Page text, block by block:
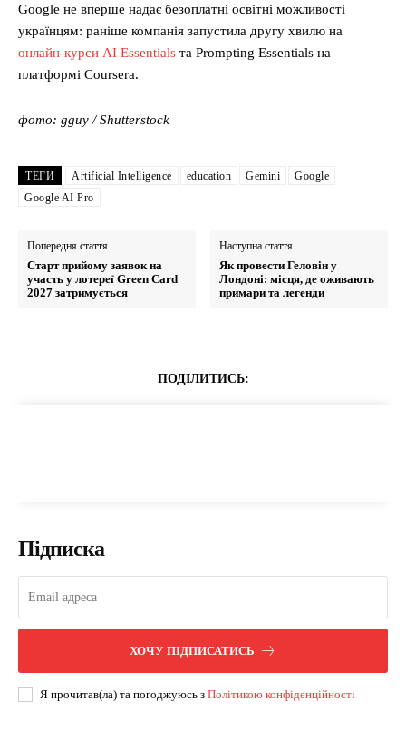
Google не вперше надає безоплатні освітні можливості
українцям: раніше компанія запустила другу хвилю на
онлайн-курси AI Essentials та Prompting Essentials на
платформі Coursera.
фото: gguy / Shutterstock
ТЕГИ Artificial Intelligence education Gemini
Google
Google AI Pro
Попередня стаття
Старт прийому заявок на
участь у лотереї Green Card
2027 затримується
Наступна стаття
Як провести Геловін у
Лондоні: місця, де оживають
примари та легенди
ПОДІЛИТИСЬ:
Підписка
ХОЧУ ПІДПИСАТИСЬ
Я прочитав(ла) та погоджуюсь з Політикою конфіденційності